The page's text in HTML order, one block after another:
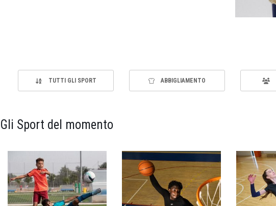
TUTTI GLI SPORT ABBIGLIAMENTO
Gli Sport del momento